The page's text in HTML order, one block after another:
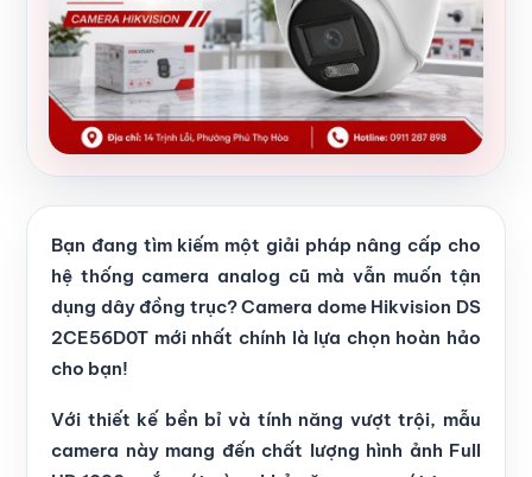
Bạn đang tìm kiếm một giải pháp nâng cấp cho
hệ thống camera analog cũ mà vẫn muốn tận
dụng dây đồng trục? Camera dome Hikvision DS
2CE56D0T mới nhất chính là lựa chọn hoàn hảo
cho bạn!
Với thiết kế bền bỉ và tính năng vượt trội, mẫu
camera này mang đến chất lượng hình ảnh Full